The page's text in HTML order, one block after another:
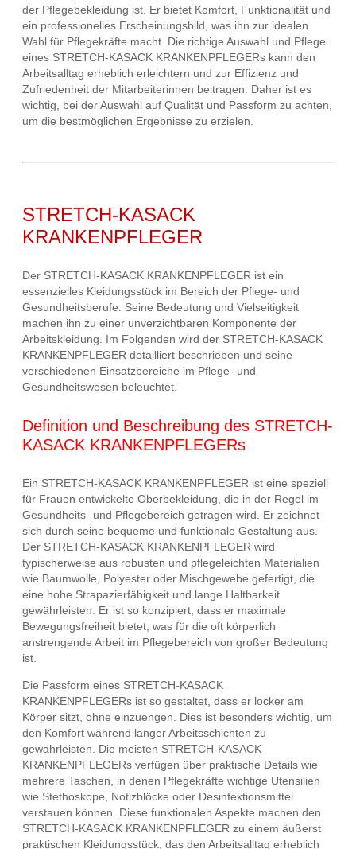
der Pflegebekleidung ist. Er bietet Komfort, Funktionalität und
ein professionelles Erscheinungsbild, was ihn zur idealen
Wahl für Pflegekräfte macht. Die richtige Auswahl und Pflege
eines STRETCH-KASACK KRANKENPFLEGERs kann den
Arbeitsalltag erheblich erleichtern und zur Effizienz und
Zufriedenheit der Mitarbeiterinnen beitragen. Daher ist es
wichtig, bei der Auswahl auf Qualität und Passform zu achten,
um die bestmöglichen Ergebnisse zu erzielen.
STRETCH-KASACK
KRANKENPFLEGER
Der STRETCH-KASACK KRANKENPFLEGER ist ein
essenzielles Kleidungsstück im Bereich der Pflege- und
Gesundheitsberufe. Seine Bedeutung und Vielseitigkeit
machen ihn zu einer unverzichtbaren Komponente der
Arbeitskleidung. Im Folgenden wird der STRETCH-KASACK
KRANKENPFLEGER detailliert beschrieben und seine
verschiedenen Einsatzbereiche im Pflege- und
Gesundheitswesen beleuchtet.
Definition und Beschreibung des STRETCH-
KASACK KRANKENPFLEGERs
Ein STRETCH-KASACK KRANKENPFLEGER ist eine speziell
für Frauen entwickelte Oberbekleidung, die in der Regel im
Gesundheits- und Pflegebereich getragen wird. Er zeichnet
sich durch seine bequeme und funktionale Gestaltung aus.
Der STRETCH-KASACK KRANKENPFLEGER wird
typischerweise aus robusten und pflegeleichten Materialien
wie Baumwolle, Polyester oder Mischgewebe gefertigt, die
eine hohe Strapazierfähigkeit und lange Haltbarkeit
gewährleisten. Er ist so konzipiert, dass er maximale
Bewegungsfreiheit bietet, was für die oft körperlich
anstrengende Arbeit im Pflegebereich von großer Bedeutung
ist.
Die Passform eines STRETCH-KASACK
KRANKENPFLEGERs ist so gestaltet, dass er locker am
Körper sitzt, ohne einzuengen. Dies ist besonders wichtig, um
den Komfort während langer Arbeitsschichten zu
gewährleisten. Die meisten STRETCH-KASACK
KRANKENPFLEGERs verfügen über praktische Details wie
mehrere Taschen, in denen Pflegekräfte wichtige Utensilien
wie Stethoskope, Notizblöcke oder Desinfektionsmittel
verstauen können. Diese funktionalen Aspekte machen den
STRETCH-KASACK KRANKENPFLEGER zu einem äußerst
praktischen Kleidungsstück, das den Arbeitsalltag erheblich